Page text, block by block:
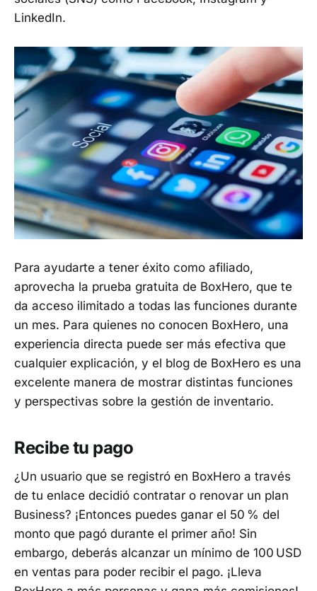
LinkedIn.
Para ayudarte a tener éxito como afiliado,
aprovecha la prueba gratuita de BoxHero, que te
da acceso ilimitado a todas las funciones durante
un mes. Para quienes no conocen BoxHero, una
experiencia directa puede ser más efectiva que
cualquier explicación, y el blog de BoxHero es una
excelente manera de mostrar distintas funciones
y perspectivas sobre la gestión de inventario.
Recibe tu pago
¿Un usuario que se registró en BoxHero a través
de tu enlace decidió contratar o renovar un plan
Business? ¡Entonces puedes ganar el 50 % del
monto que pagó durante el primer año! Sin
embargo, deberás alcanzar un mínimo de 100 USD
en ventas para poder recibir el pago. ¡Lleva